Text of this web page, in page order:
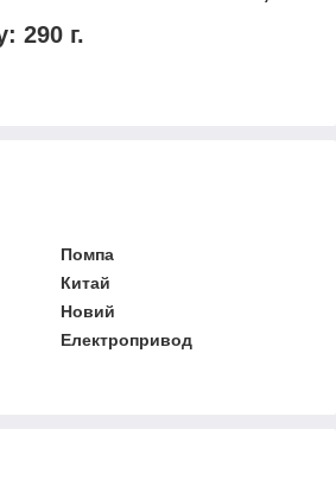
290 г.
Помпа
Китай
Новий
Електропривод